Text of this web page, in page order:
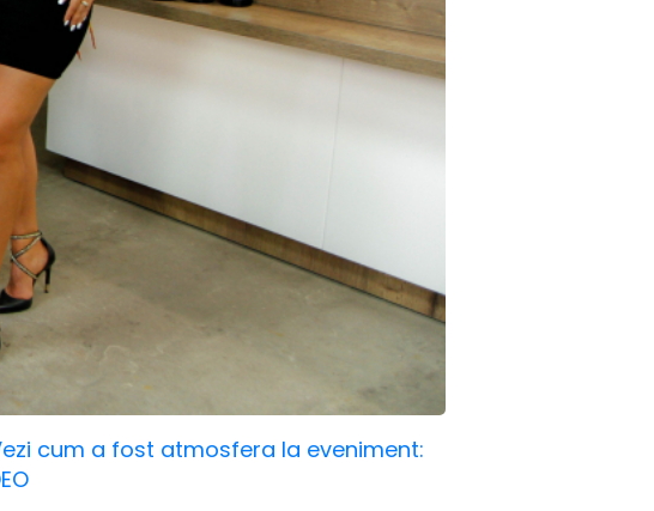
cum a fost atmosfera la eveniment: